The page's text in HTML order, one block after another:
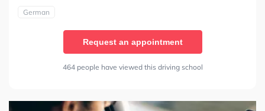
German
Request an appointment
464 people have viewed this driving school